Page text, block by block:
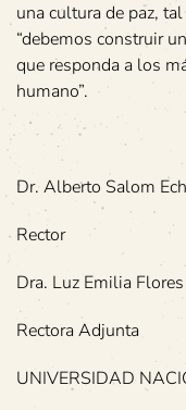
una cultura de paz,
“debemos construir
que responda a los
humano”.
Dr. Alberto Salom
Rector
Dra. Luz Emilia
Rectora Adjunta
UNIVERSIDAD